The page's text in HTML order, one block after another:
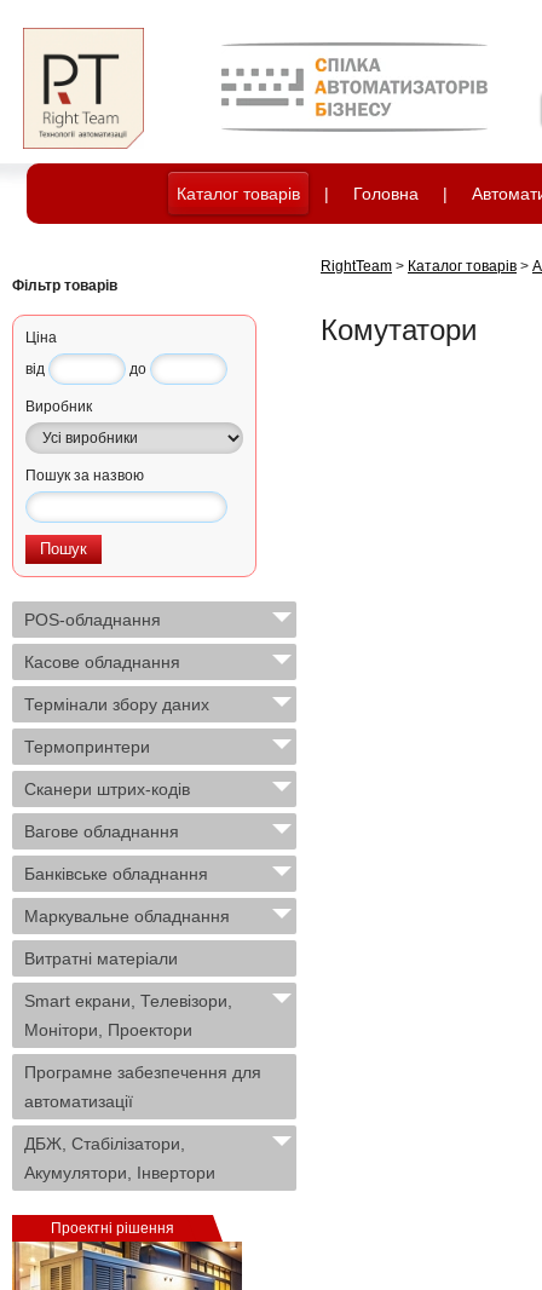
Каталог товарів | Головна |
Фільтр товарів
Ціна
від
до
Виробник
Пошук за назвою
POS-обладнання
Касове обладнання
Термінали збору даних
Термопринтери
Сканери штрих-кодів
Вагове обладнання
Банківське обладнання
Маркувальне обладнання
Витратні матеріали
Smart екрани, Телевізори,
Монітори, Проектори
Програмне забезпечення для
автоматизації
ДБЖ, Стабілізатори,
Акумулятори, Інвертори
Проектні рішення
RightTeam > Каталог товарів >
Комутатори